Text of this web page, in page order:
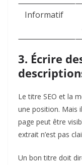
Informatif
3. Écrire
Le titre SEO et la
une position. Mais
page peut être
extrait n’est pas
Un bon titre doit